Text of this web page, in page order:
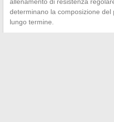
determinano la composizione del
lungo termine.